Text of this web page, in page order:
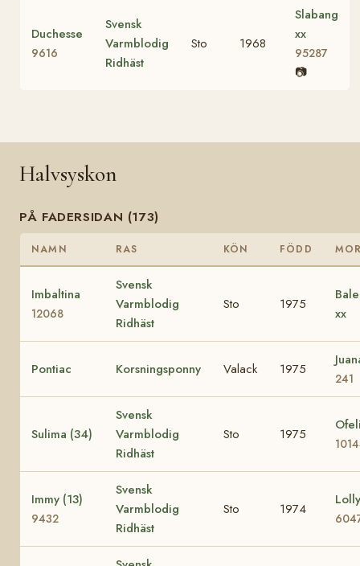
Duchesse
9616
Svensk
Varmblodig
Ridhäst
Sto 1968
Slabang
xx
95287
📷
Halvsyskon
PÅ FADERSIDAN (173)
NAMN RAS KÖN FÖDD
Imbaltina
12068
Svensk
Varmblodig
Ridhäst
Sto 1975
xx
Pontiac Korsningsponny Valack 1975
241
Sulima (34)
Svensk
Varmblodig
Ridhäst
Sto 1975
Immy (13)
9432
Svensk
Varmblodig
Ridhäst
Sto 1974